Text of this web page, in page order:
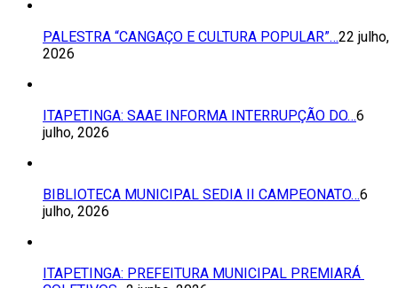
PALESTRA “CANGAÇO E CULTURA POPULAR”…22 julho,
2026
ITAPETINGA: SAAE INFORMA INTERRUPÇÃO DO…6
julho, 2026
BIBLIOTECA MUNICIPAL SEDIA II CAMPEONATO…6
julho, 2026
ITAPETINGA: PREFEITURA MUNICIPAL PREMIARÁ